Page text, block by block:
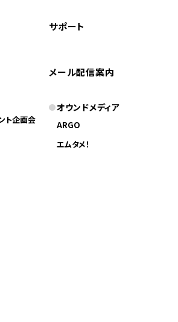
ト企画会
サポート
メール配信案内
オウンドメディア
ARGO
エムタメ！